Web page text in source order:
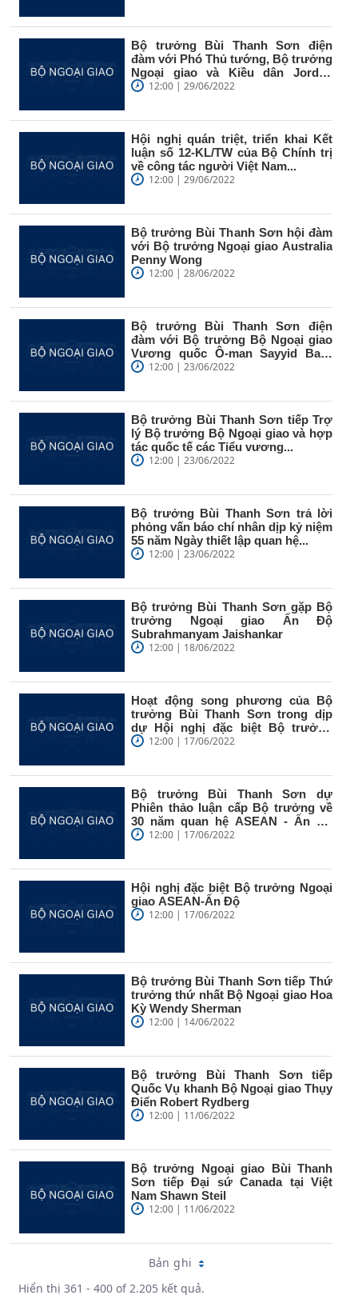
Bộ trưởng Bùi Thanh Sơn điện
đàm với Phó Thủ tướng, Bộ trưởng
Ngoại giao và Kiều dân Jordan
Ayman...
12:00 | 29/06/2022
Hội nghị quán triệt, triển khai Kết
luận số 12-KL/TW của Bộ Chính trị
về công tác người Việt Nam...
12:00 | 29/06/2022
Bộ trưởng Bùi Thanh Sơn hội đàm
với Bộ trưởng Ngoại giao Australia
Penny Wong
12:00 | 28/06/2022
Bộ trưởng Bùi Thanh Sơn điện
đàm với Bộ trưởng Bộ Ngoại giao
Vương quốc Ô-man Sayyid Badr
bin...12:00 | 23/06/2022
Bộ trưởng Bùi Thanh Sơn tiếp Trợ
lý Bộ trưởng Bộ Ngoại giao và hợp
tác quốc tế các Tiểu vương...
12:00 | 23/06/2022
Bộ trưởng Bùi Thanh Sơn trả lời
phỏng vấn báo chí nhân dịp kỷ niệm
55 năm Ngày thiết lập quan hệ...
12:00 | 23/06/2022
Bộ trưởng Bùi Thanh Sơn gặp Bộ
trưởng Ngoại giao Ấn Độ
Subrahmanyam Jaishankar
12:00 | 18/06/2022
Hoạt động song phương của Bộ
trưởng Bùi Thanh Sơn trong dịp
dự Hội nghị đặc biệt Bộ trưởng
Ngoại...
12:00 | 17/06/2022
Bộ trưởng Bùi Thanh Sơn dự
Phiên thảo luận cấp Bộ trưởng về
30 năm quan hệ ASEAN - Ấn Độ
trong...12:00 | 17/06/2022
Hội nghị đặc biệt Bộ trưởng Ngoại
giao ASEAN-Ấn Độ
12:00 | 17/06/2022
Bộ trưởng Bùi Thanh Sơn tiếp Thứ
trưởng thứ nhất Bộ Ngoại giao Hoa
Kỳ Wendy Sherman
12:00 | 14/06/2022
Bộ trưởng Bùi Thanh Sơn tiếp
Quốc Vụ khanh Bộ Ngoại giao Thụy
Điển Robert Rydberg
12:00 | 11/06/2022
Bộ trưởng Ngoại giao Bùi Thanh
Sơn tiếp Đại sứ Canada tại Việt
Nam Shawn Steil
12:00 | 11/06/2022
Bản ghi
Hiển thị 361 - 400 of 2.205 kết quả.